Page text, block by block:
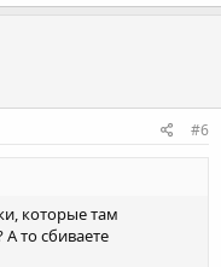
#6
которые там
то сбиваете